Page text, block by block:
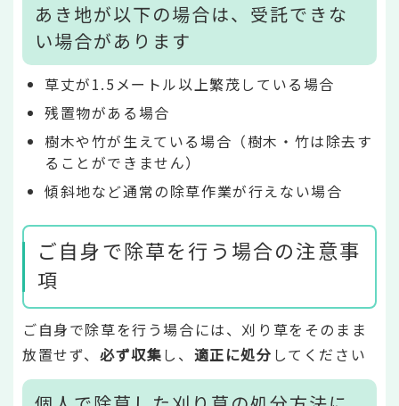
あき地が以下の場合は、受託できな
い場合があります
草丈が1.5メートル以上繁茂している場合
残置物がある場合
樹木や竹が生えている場合（樹木・竹は除去す
ることができません）
傾斜地など通常の除草作業が行えない場合
ご自身で除草を行う場合の注意事
項
ご自身で除草を行う場合には、刈り草をそのまま
放置せず、 必ず収集し、 適正に処分 してください